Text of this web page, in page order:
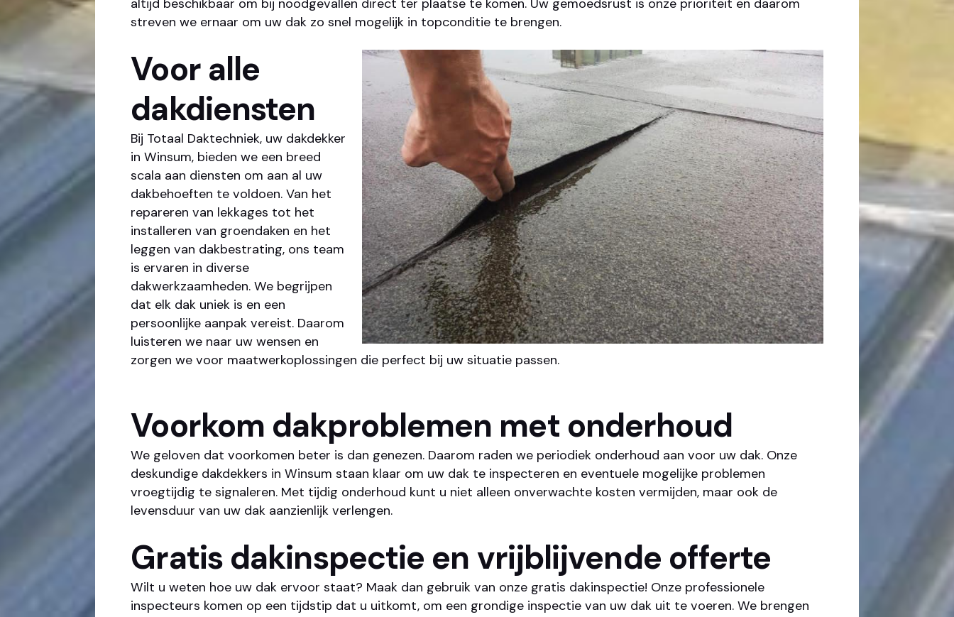
altijd beschikbaar om bij noodgevallen direct ter plaatse te komen. Uw gemoedsrust is onze prioriteit en daarom
streven we ernaar om uw dak zo snel mogelijk in topconditie te brengen.
Voor alle
dakdiensten
Bij Totaal Daktechniek, uw dakdekker
in Winsum, bieden we een breed
scala aan diensten om aan al uw
dakbehoeften te voldoen. Van het
repareren van lekkages tot het
installeren van groendaken en het
leggen van dakbestrating, ons team
is ervaren in diverse
dakwerkzaamheden. We begrijpen
dat elk dak uniek is en een
persoonlijke aanpak vereist. Daarom
luisteren we naar uw wensen en
zorgen we voor maatwerkoplossingen die perfect bij uw situatie passen.
Voorkom dakproblemen met onderhoud
We geloven dat voorkomen beter is dan genezen. Daarom raden we periodiek onderhoud aan voor uw dak. Onze
deskundige dakdekkers in Winsum staan klaar om uw dak te inspecteren en eventuele mogelijke problemen
vroegtijdig te signaleren. Met tijdig onderhoud kunt u niet alleen onverwachte kosten vermijden, maar ook de
levensduur van uw dak aanzienlijk verlengen.
Gratis dakinspectie en vrijblijvende offerte
Wilt u weten hoe uw dak ervoor staat? Maak dan gebruik van onze gratis dakinspectie! Onze professionele
inspecteurs komen op een tijdstip dat u uitkomt, om een grondige inspectie van uw dak uit te voeren. We brengen